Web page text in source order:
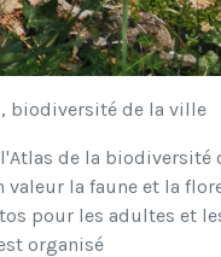
biodiversité de la ville
de la biodiversité
valeur la faune et la
pour les adultes et
organisé